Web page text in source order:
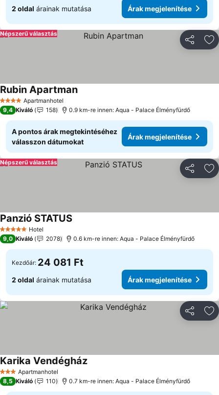
2 oldal árainak mutatása Árak megjelenítése
Népszerű választás
4 KategóriaApartmanhotel
Rubin ApartmanÁrak megjelenítése
9,4 Kiváló 158 0.9 km-re innen: Aqua - Palace Élményfürdő
A pontos árak megtekintéséhez
válasszon dátumokat
Árak megjelenítése
Népszerű választás
5 KategóriaHotel
Panzió STATUS
9,0 Kiváló 2078 0.6 km-re innen: Aqua - Palace Élményfürdő
Kezdőár: 24 081 Ft
2 oldal árainak mutatása Árak megjelenítése
3 KategóriaApartmanhotel
Karika VendégházÁrak megjelenítése
8,5 Kiváló 110 0.7 km-re innen: Aqua - Palace Élményfürdő